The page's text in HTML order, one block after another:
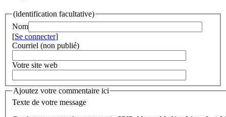
(identification facultative)
Nom
[Se connecter]
Courriel (non publié)
Votre site web
Ajoutez votre commentaire ici
Texte de votre message